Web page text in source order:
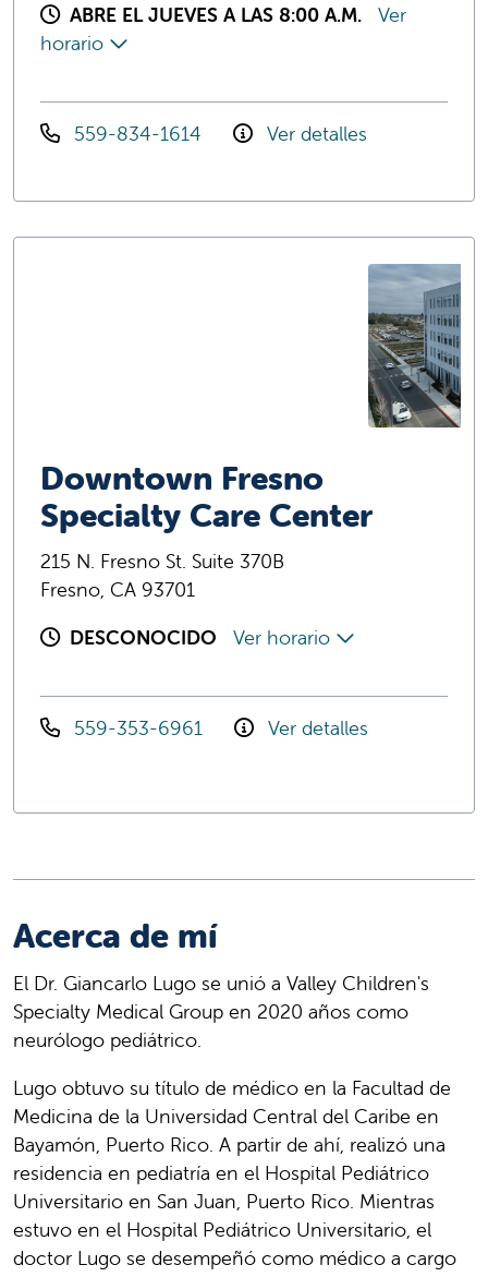
ABRE EL JUEVES A LAS 8:00 A.M.
Ver
horario
559-834-1614 Ver detalles
Downtown Fresno
Specialty Care Center
215 N. Fresno St. Suite 370B
Fresno, CA 93701
DESCONOCIDO
Ver horario
559-353-6961 Ver detalles
Acerca de mí
El Dr. Giancarlo Lugo se unió a Valley Children's
Specialty Medical Group en 2020 años como
neurólogo pediátrico.
Lugo obtuvo su título de médico en la Facultad de
Medicina de la Universidad Central del Caribe en
Bayamón, Puerto Rico. A partir de ahí, realizó una
residencia en pediatría en el Hospital Pediátrico
Universitario en San Juan, Puerto Rico. Mientras
estuvo en el Hospital Pediátrico Universitario, el
doctor Lugo se desempeñó como médico a cargo